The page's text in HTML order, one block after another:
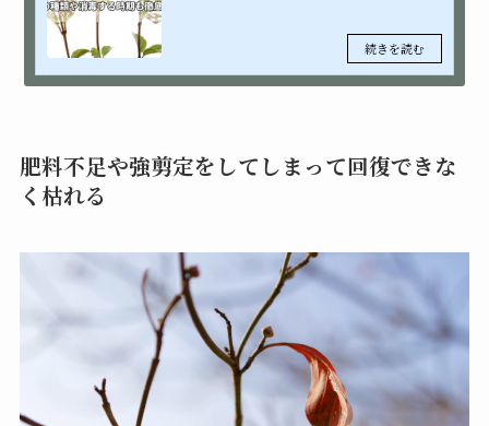
肥料不足や強剪定をしてしまって回復できな
く枯れる